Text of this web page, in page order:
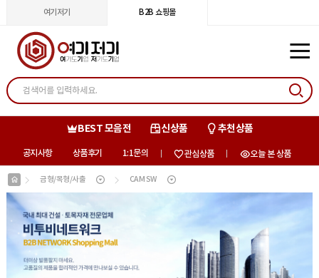
여기저기 B2B 쇼핑몰
BEST 모음전 신상품 추천상품
공지사항 상품후기 1:1문의 관심상품 오늘 본 상품
금형/목형/사출 CAM SW